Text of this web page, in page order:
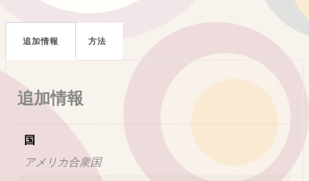
追加情報 方法
追加情報
国
アメリカ合衆国